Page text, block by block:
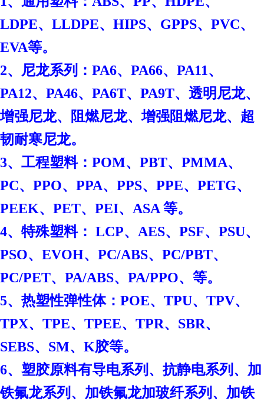
LDPE、LLDPE、HIPS、GPPS、PVC、
EVA等。
2、尼龙系列：PA6、PA66、PA11、
PA12、PA46、PA6T、PA9T、透明尼龙、
增强尼龙、阻燃尼龙、增强阻燃尼龙、超
韧耐寒尼龙。
3、工程塑料：POM、PBT、PMMA、
PC、PPO、PPA、PPS、PPE、PETG、
PEEK、PET、PEI、ASA 等。
4、特殊塑料： LCP、AES、PSF、PSU、
PSO、EVOH、PC/ABS、PC/PBT、
PC/PET、PA/ABS、PA/PPO、等。
5、热塑性弹性体：POE、 TPU、TPV、
TPX、TPE、TPEE、TPR、SBR、
SEBS、SM、K胶等。
6、塑胶原料有导电系列、抗静电系列、加
铁氟龙系列、加铁氟龙加玻纤系列、加铁